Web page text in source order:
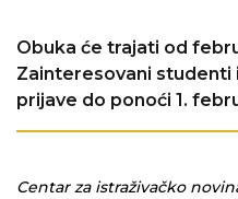
Obuka će trajati od
Zainteresovani studenti
prijave do ponoći 1.
Centar za istraživačko